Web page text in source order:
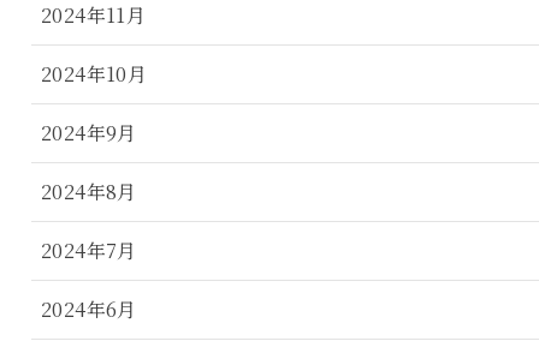
2024年11月
2024年10月
2024年9月
2024年8月
2024年7月
2024年6月